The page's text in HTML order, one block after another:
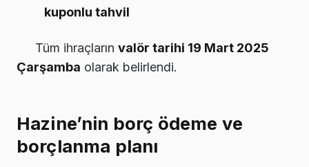
kuponlu tahvil
Tüm ihraçların valör tarihi 19 Mart 2025
Çarşamba olarak belirlendi.
Hazine’nin borç ödeme ve
borçlanma planı